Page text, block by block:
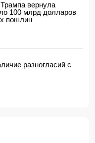
с балкона
мы будем
Украине
более 191 млн
вернула
100 млрд долларов
пошлин
разногласий с